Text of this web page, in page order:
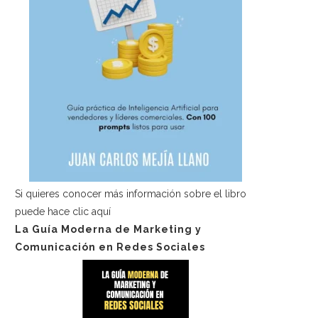
Si quieres conocer más información sobre el libro
puede hace clic aquí
La Guía Moderna de Marketing y
Comunicación en Redes Sociales